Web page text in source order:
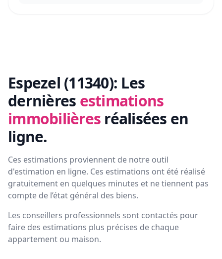
Espezel (11340): Les
dernières estimations
immobilières réalisées en
ligne.
Ces estimations proviennent de notre outil
d'estimation en ligne. Ces estimations ont été réalisé
gratuitement en quelques minutes et ne tiennent pas
compte de l’état général des biens.
Les conseillers professionnels sont contactés pour
faire des estimations plus précises de chaque
appartement ou maison.